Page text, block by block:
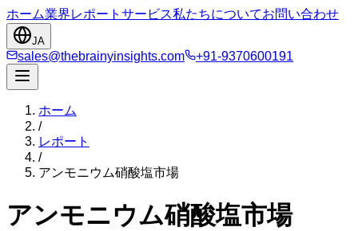
ホーム業界レポート サービス私たちについてお問い合わせ
JA
sales@thebrainyinsights.com +91-9370600191
ホーム
/
レポート
/
アンモニウム硝酸塩市場
アンモニウム硝酸塩市場